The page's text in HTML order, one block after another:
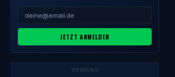
JETZT ANMELDEN
WERBUNG